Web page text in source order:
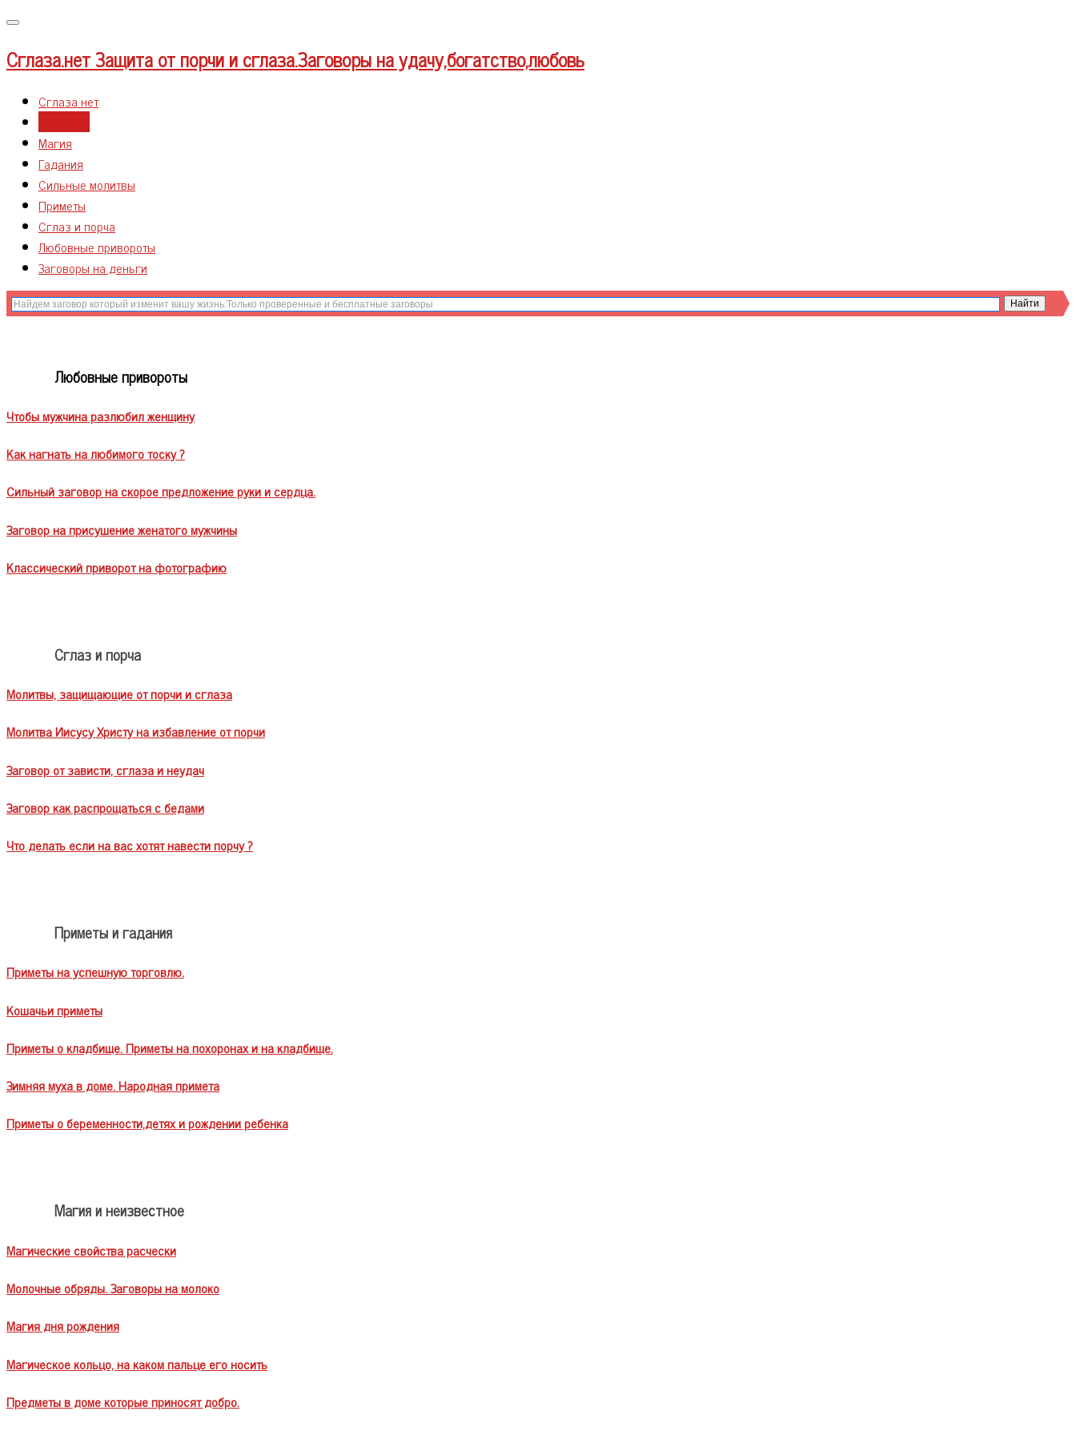
Меню
Сглаза.нетЗащита от порчи и сглаза.Заговоры на удачу,богатство,любовь
Сглаза нет
Магия
Гадания
Сильные молитвы
Приметы
Сглаз и порча
Любовные привороты
Заговоры на деньги
Любовные привороты
Чтобы мужчина разлюбил женщину
Как нагнать на любимого тоску ?
Сильный заговор на скорое предложение руки и сердца.
Заговор на присушение женатого мужчины
Классический приворот на фотографию
Сглаз и порча
Молитвы, защищающие от порчи и сглаза
Молитва Иисусу Христу на избавление от порчи
Заговор от зависти, сглаза и неудач
Заговор как распрощаться с бедами
Что делать если на вас хотят навести порчу ?
Приметы и гадания
Приметы на успешную торговлю.
Кошачьи приметы
Приметы о кладбище. Приметы на похоронах и на кладбище.
Зимняя муха в доме. Народная примета
Приметы о беременности,детях и рождении ребенка
Магия и неизвестное
Магические свойства расчески
Молочные обряды. Заговоры на молоко
Магия дня рождения
Магическое кольцо, на каком пальце его носить
Предметы в доме которые приносят добро.